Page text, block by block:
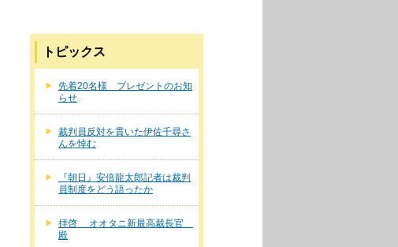
トピックス
先着20名様 プレゼントのお知
らせ
裁判員反対を貫いた伊佐千尋さ
んを悼む
『朝日』安倍龍太郎記者は裁判
員制度をどう語ったか
拝啓 オオタニ新最高裁長官
殿